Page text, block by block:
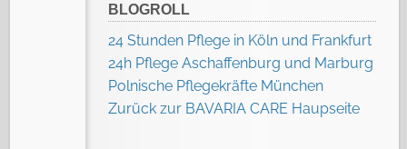
BLOGROLL
24 Stunden Pflege in Köln und Frankfurt
24h Pflege Aschaffenburg und Marburg
Polnische Pflegekräfte München
Zurück zur BAVARIA CARE Haupseite